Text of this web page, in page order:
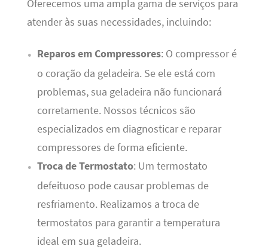
Oferecemos uma ampla gama de serviços para
atender às suas necessidades, incluindo:
Reparos em Compressores: O compressor é
o coração da geladeira. Se ele está com
problemas, sua geladeira não funcionará
corretamente. Nossos técnicos são
especializados em diagnosticar e reparar
compressores de forma eficiente.
Troca de Termostato: Um termostato
defeituoso pode causar problemas de
resfriamento. Realizamos a troca de
termostatos para garantir a temperatura
ideal em sua geladeira.